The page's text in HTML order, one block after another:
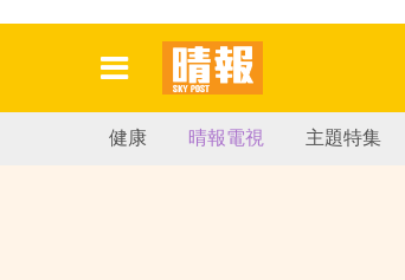
健康 晴報電視 主題特集